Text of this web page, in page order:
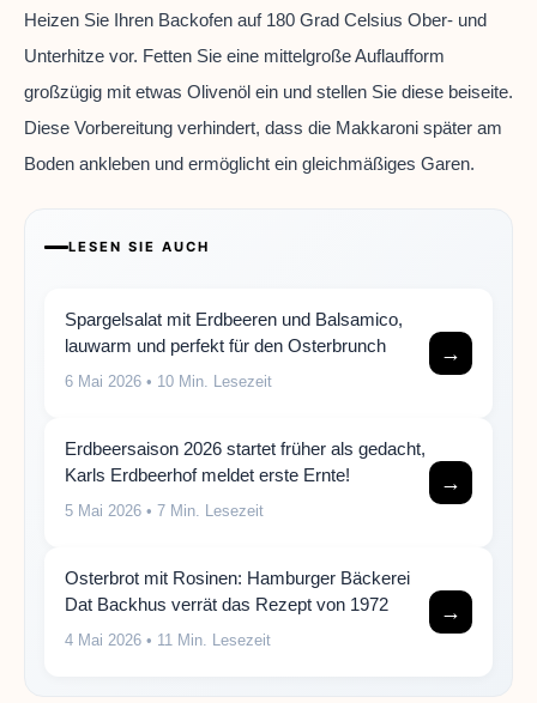
Heizen Sie Ihren Backofen auf 180 Grad Celsius Ober- und
Unterhitze vor. Fetten Sie eine mittelgroße Auflaufform
großzügig mit etwas Olivenöl ein und stellen Sie diese beiseite.
Diese Vorbereitung verhindert, dass die Makkaroni später am
Boden ankleben und ermöglicht ein gleichmäßiges Garen.
LESEN SIE AUCH
Spargelsalat mit Erdbeeren und Balsamico,
lauwarm und perfekt für den Osterbrunch
6 Mai 2026 • 10 Min. Lesezeit
→
Erdbeersaison 2026 startet früher als gedacht,
Karls Erdbeerhof meldet erste Ernte!
5 Mai 2026 • 7 Min. Lesezeit
→
Osterbrot mit Rosinen: Hamburger Bäckerei
Dat Backhus verrät das Rezept von 1972
4 Mai 2026 • 11 Min. Lesezeit
→